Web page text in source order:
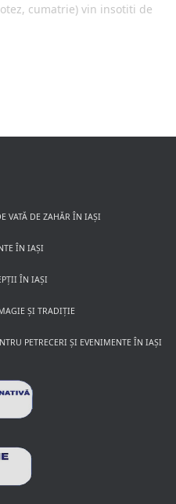
cumatrie) vin insotiti de
VATĂ DE ZAHĂR ÎN IAȘI
ÎN IAȘI
ÎN IAȘI
ȘI TRADIȚIE
PETRECERI ȘI EVENIMENTE ÎN IAȘI